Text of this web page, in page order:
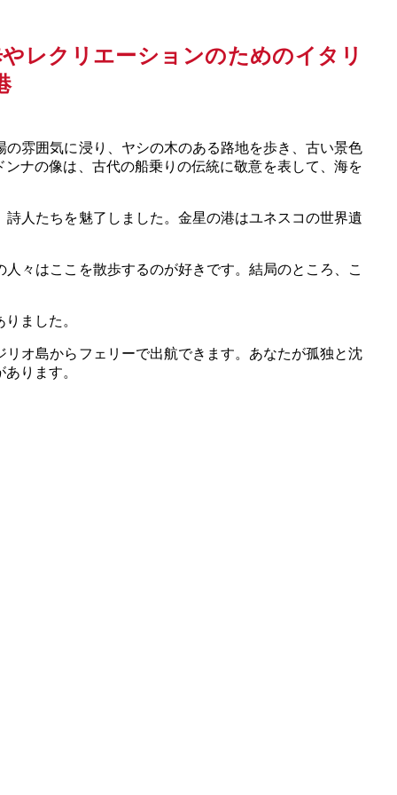
雰囲気に浸り、ヤシの木のある路地を歩き、古い景色
ナの像は、古代の船乗りの伝統に敬意を表して、海を
人たちを魅了しました。金星の港はユネスコの世界遺
々はここを散歩するのが好きです。結局のところ、こ
ました。
オ島からフェリーで出航できます。あなたが孤独と沈
ります。